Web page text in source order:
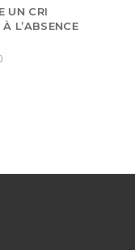
UN CRI
L’ABSENCE